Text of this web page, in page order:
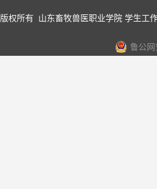
版权所有 山东畜牧兽医职业学院 学生
鲁公